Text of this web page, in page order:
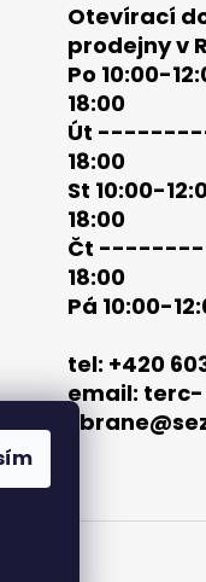
Otevírací
prodejny v
Po 10:00-
18:00
Út
18:00
St 10:00-
18:00
Čt
18:00
Pá 10:00-
tel: +420
email: terc-